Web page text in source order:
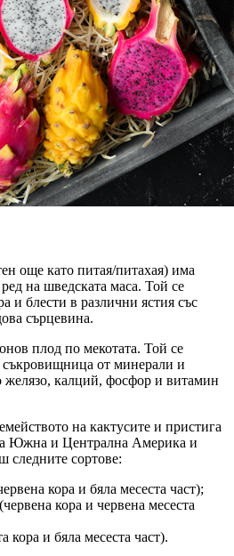
още като питая/питахая) има
на шведската маса. Той се
и блести в различни ястия със
сърцевина.
плод по мекотата. Той се
от минерали и
калций, фосфор и витамин
на кактусите и пристига
Южна и Централна Америка и
сортове:
кора и бяла месеста част);
(червена кора и червена месеста
кора и бяла месеста част).